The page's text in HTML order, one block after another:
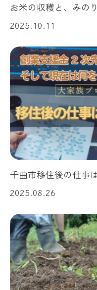
お米の収穫と、みの
2025.10.11
千曲市移住後の仕事
2025.08.26